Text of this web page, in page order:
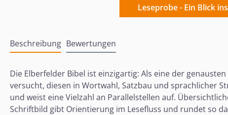
Leseprobe - Ein Blick
Beschreibung Bewertungen
Die Elberfelder Bibel ist einzigartig: Als eine der
versucht, diesen in Wortwahl, Satzbau und sprachlicher
und weist eine Vielzahl an Parallelstellen auf.
Schriftbild gibt Orientierung im Lesefluss und rundet so